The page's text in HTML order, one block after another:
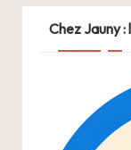
Chez Jauny